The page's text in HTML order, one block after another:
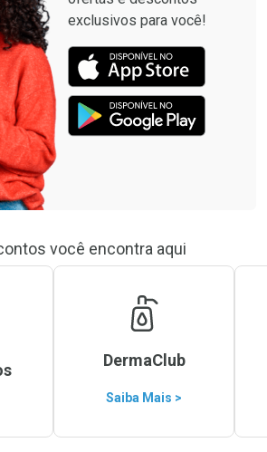
exclusivos para você!
você encontra aqui
DermaClub
Saiba Mais >